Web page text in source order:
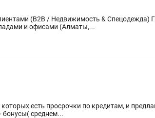
/ Недвижимость & Спецодежда) Группа компаний: —
и офисами (Алматы,...
есть просрочки по кредитам, и
тенге и + бонусы( среднем...